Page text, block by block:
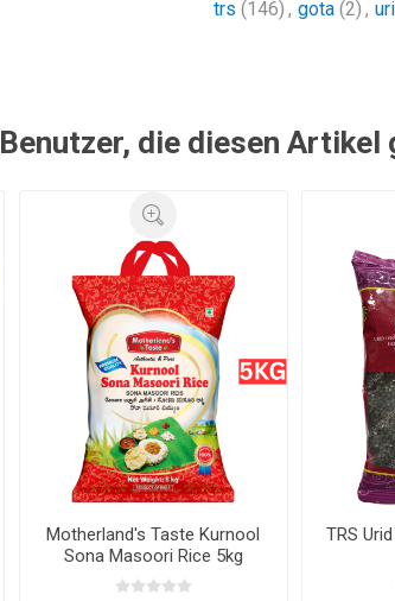
trs (146) , gota (2) ,
Benutzer, die diesen Artikel
Motherland's Taste Kurnool
Sona Masoori Rice 5kg
TRS